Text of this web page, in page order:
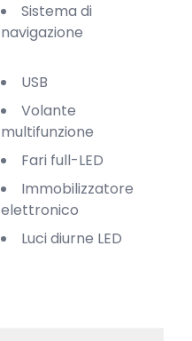
Sistema di
navigazione
USB
Volante
multifunzione
Fari full-LED
Immobilizzatore
elettronico
Luci diurne LED